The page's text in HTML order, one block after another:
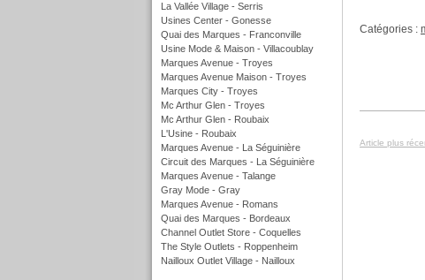
La Vallée Village - Serris
Usines Center - Gonesse
Quai des Marques - Franconville
Usine Mode & Maison - Villacoublay
Marques Avenue - Troyes
Marques Avenue Maison - Troyes
Marques City - Troyes
Mc Arthur Glen - Troyes
Mc Arthur Glen - Roubaix
L'Usine - Roubaix
Marques Avenue - La Séguinière
Circuit des Marques - La Séguinière
Marques Avenue - Talange
Gray Mode - Gray
Marques Avenue - Romans
Quai des Marques - Bordeaux
Channel Outlet Store - Coquelles
The Style Outlets - Roppenheim
Nailloux Outlet Village - Nailloux
Catégories :
Article plus